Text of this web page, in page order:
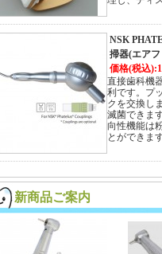
NSK
掃器(エア
価格(税込
直接歯科機
利です。プ
クを交換し
滅菌できま
向性機能は
とができま
新商品ご案内